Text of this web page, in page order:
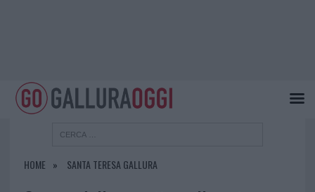
HOME SANTA TERESA GALLURA